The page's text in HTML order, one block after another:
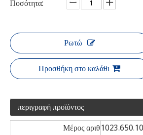
Ποσότητα:
Ρωτώ
Προσθήκη στο καλάθι
περιγραφή προϊόντος
Μέρος αριθ